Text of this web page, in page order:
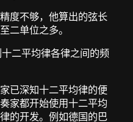
度不够，他算出的弦长
二单位之多。
二平均律各律之间的频
已深知十二平均律的便
家都开始使用十二平均
的开发。例如德国的巴